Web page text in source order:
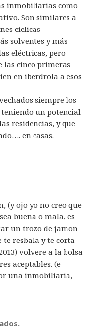
inmobiliarias como
Son similares a
cíclicas
solventes y más
eléctricas, pero
las cinco primeras
en iberdrola a esos
siempre los
teniendo un potencial
residencias, y que
en casas.
(y ojo yo no creo que
buena o mala, es
un trozo de jamon
te resbala y te corta
volvere a la bolsa
aceptables. (e
una inmobiliaria,